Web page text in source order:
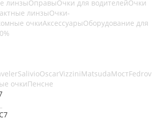
линзыОправыОчки для водителейОчки
линзыОчки-
очкиАксессуарыОборудование для
SalivioOscarVizziniMatsudaМостFedrov
очкиПенсне